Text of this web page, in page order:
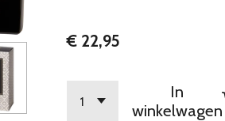
€ 22,95
In
winkelwagen